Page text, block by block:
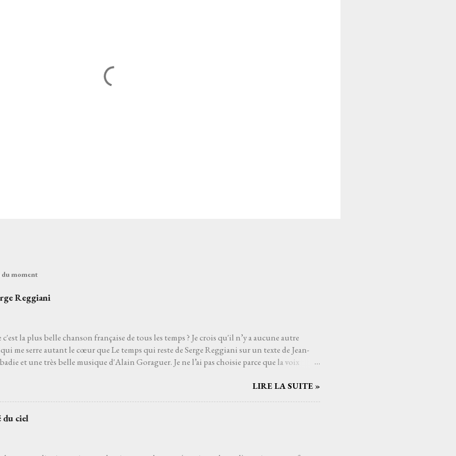
du moment
Reggiani
c'est la plus belle chanson française de tous les temps ? Je crois qu'il n’y a aucune autre
me serre autant le cœur que Le temps qui reste de Serge Reggiani sur un texte de Jean-
et une très belle musique d'Alain Goraguer. Je ne l’ai pas choisie parce que la voix
découvrir la vie. Je ne l’ai pas non plus choisie parce que choisir Serge Reggiani, c’est
venait à dire que ce n’est pas le cas, je le prendrais personnellement. C'est une de ces
LIRE LA SUITE »
du ciel